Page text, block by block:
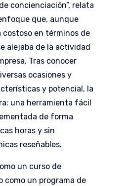
concienciación”, relata
que, aunque
costoso en términos de
alejaba de la actividad
Tras conocer
ocasiones y
y potencial, la
una herramienta fácil
de forma
horas y sin
reseñables.
un curso de
como un programa de